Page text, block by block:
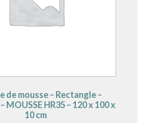
de mousse – Rectangle –
MOUSSE HR35 – 120 x 100 x
10 cm